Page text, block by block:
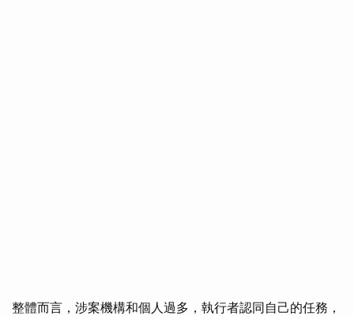
整體而言，涉案機構和個人過多，執行者認同自己的任務，